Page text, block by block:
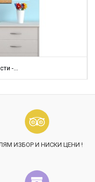
-...
ИЗБОР И НИСКИ ЦЕНИ !